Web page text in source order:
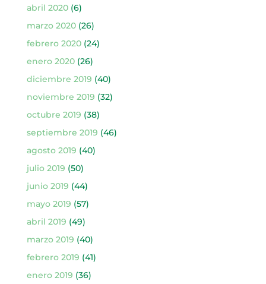
abril 2020(6)
marzo 2020(26)
febrero 2020(24)
enero 2020(26)
diciembre 2019 (40)
noviembre 2019 (32)
octubre 2019 (38)
septiembre 2019 (46)
agosto 2019 (40)
julio 2019 (50)
junio 2019 (44)
mayo 2019 (57)
abril 2019 (49)
marzo 2019 (40)
febrero 2019 (41)
enero 2019 (36)